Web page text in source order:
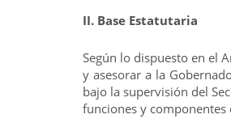
II. Base Estatutaria
Según lo dispuesto en el
y asesorar a la
bajo la supervisión del
funciones y